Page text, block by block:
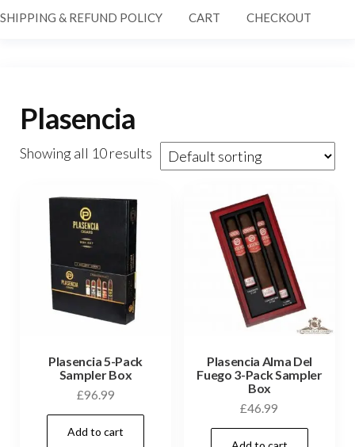
SHIPPING & REFUND POLICY CART CHECKOUT
Plasencia
Showing all 10 results
Plasencia 5-Pack
Sampler Box
£96.99
Add to cart
Plasencia Alma Del
Fuego 3-Pack Sampler
Box
£46.99